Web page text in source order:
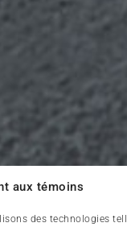
aux témoins
des technologies